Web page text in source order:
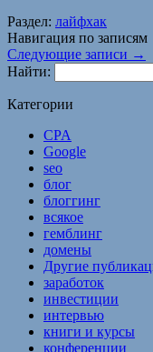
Раздел: лайфхак
Навигация по записям
Следующие записи →
Найти:
Категории
CPA
Google
seo
блог
блоггинг
всякое
гемблинг
домены
Другие
заработок
инвестиции
интервью
книги и курсы
конференции